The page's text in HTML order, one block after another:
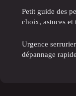
Petit guide des
choix, astuces et
Urgence
dépannage